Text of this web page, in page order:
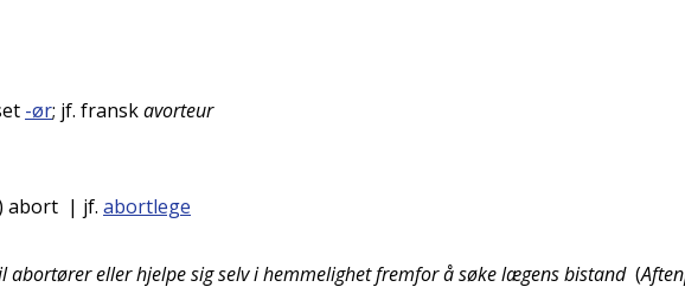
-ør; jf. franskavorteur
abort | jf. abortlege
abortører eller hjelpe sig selv i hemmelighet fremfor å søke lægens bistand (